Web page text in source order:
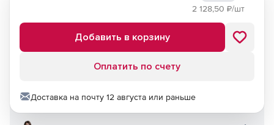
2 128,50 ₽/шт
Добавить в корзину
Оплатить по счету
Доставка на почту 12 августа или раньше